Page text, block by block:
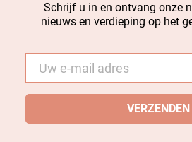
Schrijf u in en ontvang onze
nieuws en verdieping op het
mail *